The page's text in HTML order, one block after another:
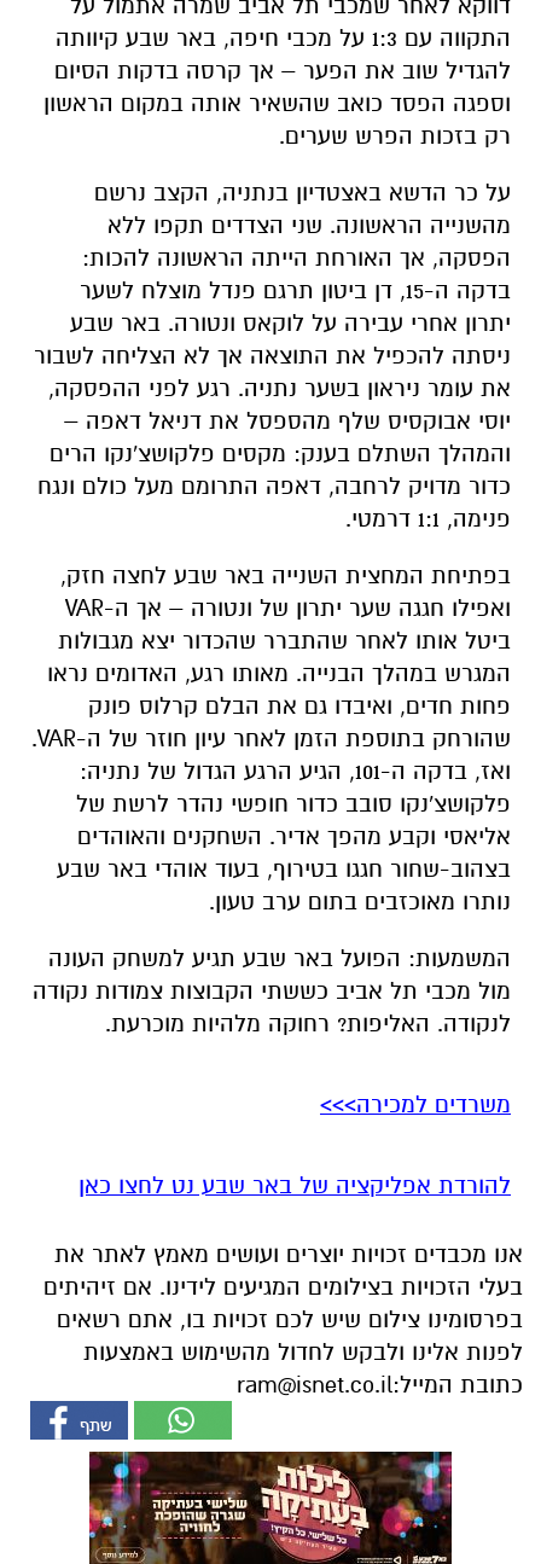
רק בזכות הפרש שערים.
על כר הדשא באצטדיון בנתניה, הקצב נרשם
מהשנייה הראשונה. שני הצדדים תקפו ללא
הפסקה, אך האורחת הייתה הראשונה להכות:
יתרון אחרי עבירה על לוקאס ונטורה. באר שבע
ניסתה להכפיל את התוצאה אך לא הצליחה לשבור
את עומר ניראון בשער נתניה. רגע לפני ההפסקה,
יוסי אבוקסיס שלף מהספסל את דניאל דאפה –
והמהלך השתלם בענק: מקסים פלקושצ'נקו הרים
כדור מדויק לרחבה, דאפה התרומם מעל כולם ונגח
פנימה, 1:1 דרמטי.
בפתיחת המחצית השנייה באר שבע לחצה חזק,
ואפילו חגגה שער יתרון של ונטורה – אך ה-VAR
ביטל אותו לאחר שהתברר שהכדור יצא מגבולות
פחות חדים, ואיבדו גם את הבלם קרלוס פונק
ואז, בדקה ה-101, הגיע הרגע הגדול של נתניה:
פלקושצ'נקו סובב כדור חופשי נהדר לרשת של
אליאסי וקבע מהפך אדיר. השחקנים והאוהדים
בצהוב-שחור חגגו בטירוף, בעוד אוהדי באר שבע
נותרו מאוכזבים בתום ערב טעון.
המשמעות: הפועל באר שבע תגיע למשחק העונה
מול מכבי תל אביב כששתי הקבוצות צמודות נקודה
לנקודה. האליפות? רחוקה מלהיות מוכרעת.
משרדים למכירה>>>
בפרסומינו צילום שיש לכם זכויות בו, אתם רשאים
כתובת המייל:ram@isnet.co.il
אולי יעניין אותך גם